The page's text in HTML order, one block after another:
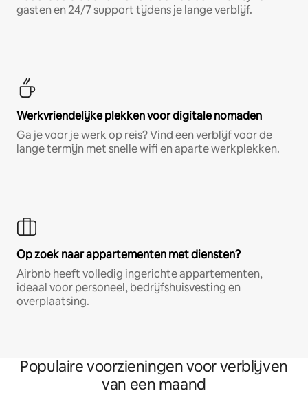
gasten en 24/7 support tijdens je lange verblijf.
Werkvriendelijke plekken voor digitale nomaden
Ga je voor je werk op reis? Vind een verblijf voor de
lange termijn met snelle wifi en aparte werkplekken.
Op zoek naar appartementen met diensten?
Airbnb heeft volledig ingerichte appartementen,
ideaal voor personeel, bedrijfshuisvesting en
overplaatsing.
Populaire voorzieningen voor verblijven
van een maand